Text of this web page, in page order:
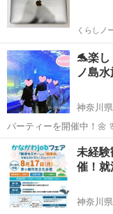
くらしノ
🐬楽
ノ島
神奈川
族館』で海…
神奈川 藤沢市 パ
未経験
催！
神奈川